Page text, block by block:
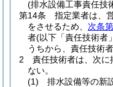
(排水設備工事責任技
第14条
指定業者は、
をさせるため、 次条
者(以下「責任技術者
うちから、責任技術
2
責任技術者は、次に
ない。
(1)
排水設備等の新